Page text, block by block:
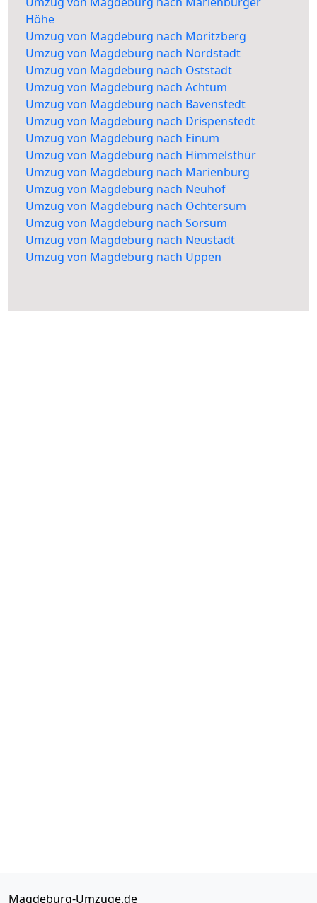
Höhe
Umzug von Magdeburg nach Moritzberg
Umzug von Magdeburg nach Nordstadt
Umzug von Magdeburg nach Oststadt
Umzug von Magdeburg nach Achtum
Umzug von Magdeburg nach Bavenstedt
Umzug von Magdeburg nach Drispenstedt
Umzug von Magdeburg nach Einum
Umzug von Magdeburg nach Himmelsthür
Umzug von Magdeburg nach Marienburg
Umzug von Magdeburg nach Neuhof
Umzug von Magdeburg nach Ochtersum
Umzug von Magdeburg nach Sorsum
Umzug von Magdeburg nach Neustadt
Umzug von Magdeburg nach Uppen
Magdeburg-Umzüge.de